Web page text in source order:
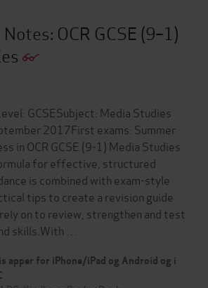
OCR GCSE (9–1)
GCSESubject: Media Studies
2017First exams: Summer
in OCR GCSE (9-1) Media Studies
for effective, structured
is combined with exam-style
tips to create a revision guide
on to review, strengthen and test
skills.With …
apper for iPhone/iPad og Android og i